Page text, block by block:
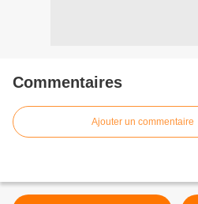
Commentaires
Ajouter un commentaire